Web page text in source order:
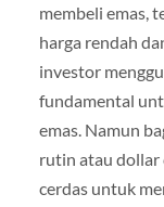
membeli emas,
harga rendah
investor
fundamental
emas. Namun
rutin atau dollar
cerdas untuk